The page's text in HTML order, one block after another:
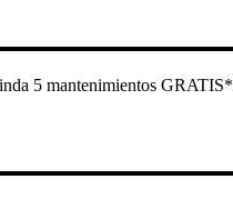
5 mantenimientos GRATIS*